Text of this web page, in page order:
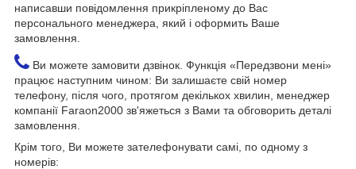
написавши повідомлення прикріпленому до Вас
персонального менеджера, який і оформить Ваше
замовлення.
Ви можете замовити дзвінок. Функція «Передзвони мені»
працює наступним чином: Ви залишаєте свій номер
телефону, після чого, протягом декількох хвилин, менеджер
компанії Faraon2000 зв'яжеться з Вами та обговорить деталі
замовлення.
Крім того, Ви можете зателефонувати самі, по одному з
номерів: